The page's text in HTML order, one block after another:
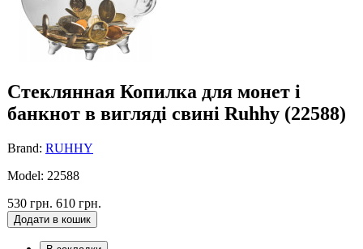
Cтеклянная Копилка для монет і
банкнот в вигляді свині Ruhhy (22588)
Brand: RUHHY
Model: 22588
530 грн. 610 грн.
Додати в кошик